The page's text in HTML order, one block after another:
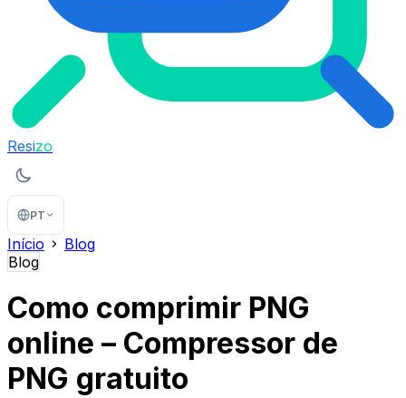
Resizo
PT
Início
Blog
Blog
Como comprimir PNG
online – Compressor de
PNG gratuito